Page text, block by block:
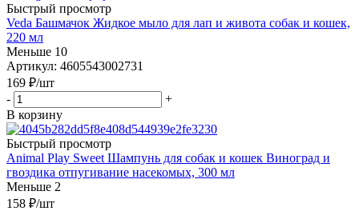
Быстрый просмотр
Veda Башмачок Жидкое мыло для лап и живота собак и кошек,
220 мл
Меньше 10
Артикул: 4605543002731
169 ₽/шт
-
+
В корзину
Быстрый просмотр
Animal Play Sweet Шампунь для собак и кошек Виноград и
гвоздика отпугивание насекомых, 300 мл
Меньше 2
158 ₽/шт